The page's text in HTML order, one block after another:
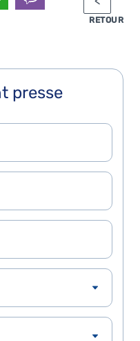
RETOUR
presse